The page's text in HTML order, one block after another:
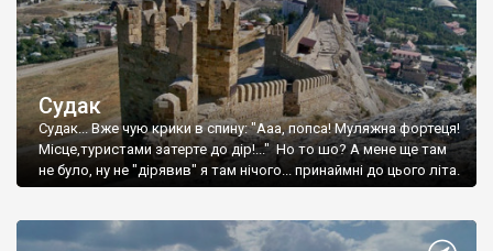
Судак
Судак... Вже чую крики в спину: "Ааа, попса! Муляжна фортеця!
Місце,туристами затерте до дір!..." Но то шо? А мене ще там
не було, ну не "дірявив" я там нічого... принаймні до цього літа.